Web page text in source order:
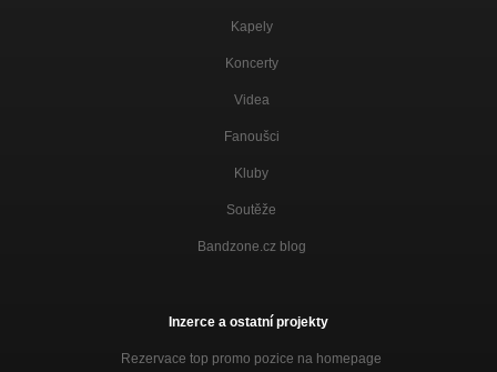
Kapely
Koncerty
Videa
Fanoušci
Kluby
Soutěže
Bandzone.cz blog
Inzerce a ostatní projekty
Rezervace top promo pozice na homepage